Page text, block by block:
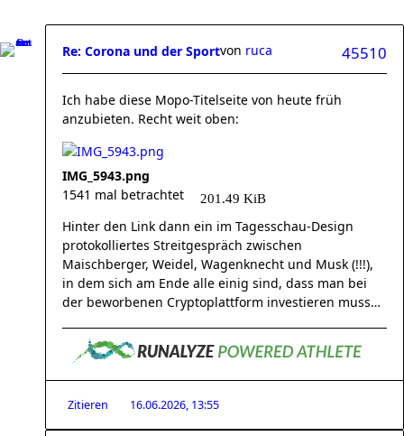
Re: Corona und der Sport 45510
von ruca
Ich habe diese Mopo-Titelseite von heute früh
anzubieten. Recht weit oben:
IMG_5943.png
1541 mal betrachtet
201.49 KiB
Hinter den Link dann ein im Tagesschau-Design
protokolliertes Streitgespräch zwischen
Maischberger, Weidel, Wagenknecht und Musk (!!!),
in dem sich am Ende alle einig sind, dass man bei
der beworbenen Cryptoplattform investieren muss…
Zitieren 16.06.2026, 13:55